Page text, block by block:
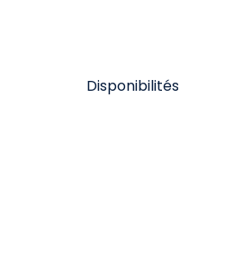
Disponibilités